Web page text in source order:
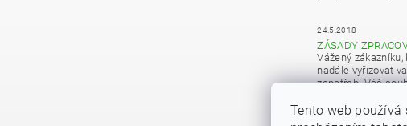
24.5.2018
ZÁSADY
Vážený
nadále vyřizovat
zapotřebí Váš
Tento web používá